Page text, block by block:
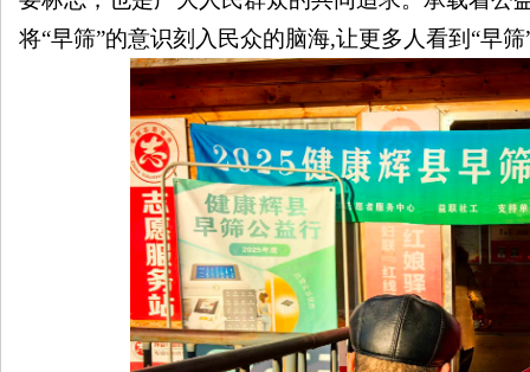
将“早筛”的意识刻入民众的脑海,让更多人看到“早